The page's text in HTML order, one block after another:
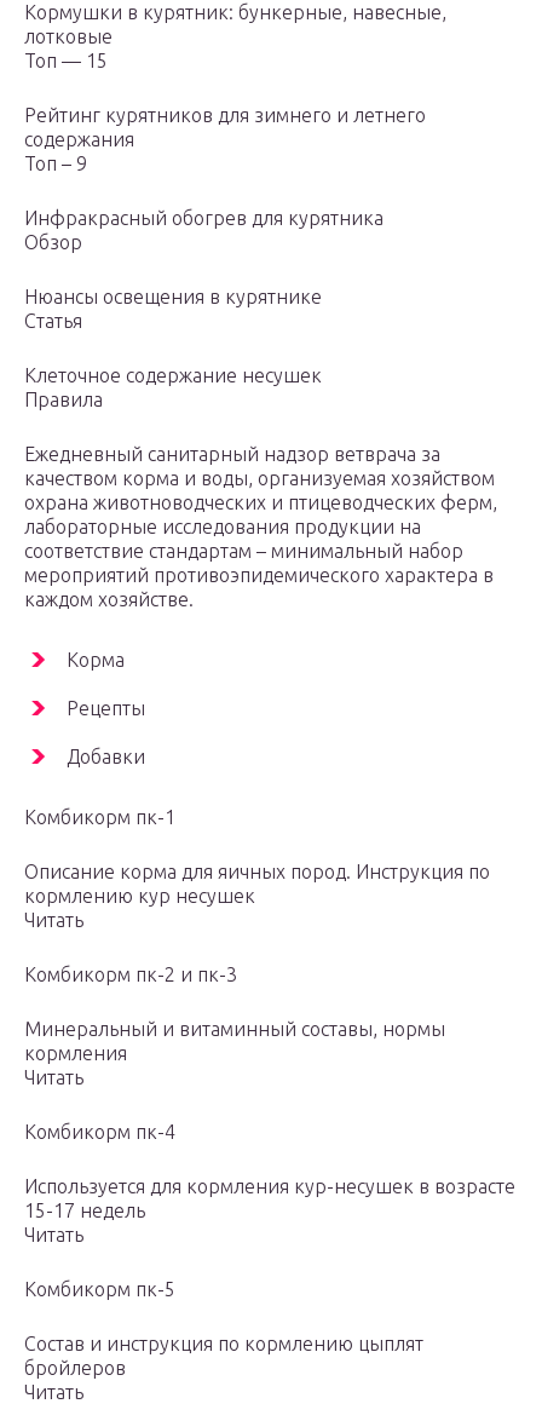
Кормушки в курятник: бункерные, навесные,
лотковые
Топ — 15
Рейтинг курятников для зимнего и летнего
содержания
Топ – 9
Инфракрасный обогрев для курятника
Обзор
Нюансы освещения в курятнике
Статья
Клеточное содержание несушек
Правила
Ежедневный санитарный надзор ветврача за
качеством корма и воды, организуемая хозяйством
охрана животноводческих и птицеводческих ферм,
лабораторные исследования продукции на
соответствие стандартам – минимальный набор
мероприятий противоэпидемического характера в
каждом хозяйстве.
Корма
Рецепты
Добавки
Комбикорм пк-1
Описание корма для яичных пород. Инструкция по
кормлению кур несушек
Читать
Комбикорм пк-2 и пк-3
Минеральный и витаминный составы, нормы
кормления
Читать
Комбикорм пк-4
Используется для кормления кур-несушек в возрасте
15-17 недель
Читать
Комбикорм пк-5
Состав и инструкция по кормлению цыплят
бройлеров
Читать